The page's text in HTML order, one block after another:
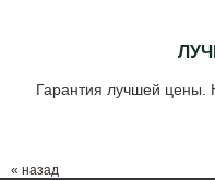
Гарантия лучшей
« назад